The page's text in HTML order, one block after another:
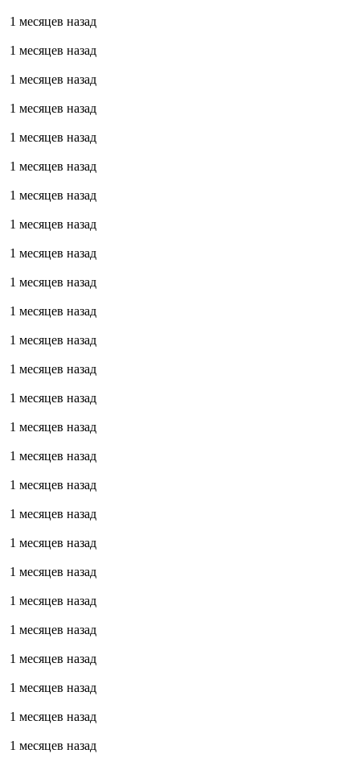
1 месяцев назад
1 месяцев назад
1 месяцев назад
1 месяцев назад
1 месяцев назад
1 месяцев назад
1 месяцев назад
1 месяцев назад
1 месяцев назад
1 месяцев назад
1 месяцев назад
1 месяцев назад
1 месяцев назад
1 месяцев назад
1 месяцев назад
1 месяцев назад
1 месяцев назад
1 месяцев назад
1 месяцев назад
1 месяцев назад
1 месяцев назад
1 месяцев назад
1 месяцев назад
1 месяцев назад
1 месяцев назад
1 месяцев назад